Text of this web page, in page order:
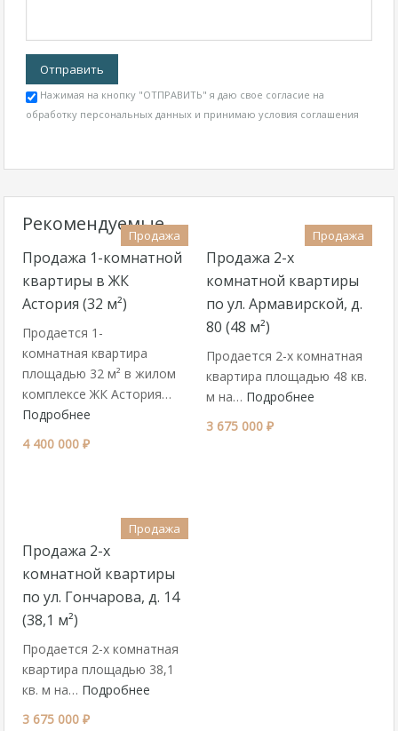
Нажимая на кнопку "ОТПРАВИТЬ" я даю свое согласие на
обработку персональных данных и принимаю условия соглашения
Рекомендуемые
Продажа
Продажа 1-комнатной
квартиры в ЖК
Астория (32 м²)
Продается 1-
комнатная квартира
площадью 32 м² в жилом
комплексе ЖК Астория…
Подробнее
4 400 000 ₽
Продажа
Продажа 2-х
комнатной квартиры
по ул. Армавирской, д.
80 (48 м²)
Продается 2-х комнатная
квартира площадью 48 кв.
м на… Подробнее
3 675 000 ₽
Продажа
Продажа 2-х
комнатной квартиры
по ул. Гончарова, д. 14
(38,1 м²)
Продается 2-х комнатная
квартира площадью 38,1
кв. м на… Подробнее
3 675 000 ₽